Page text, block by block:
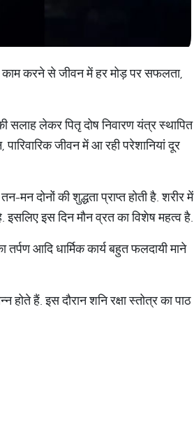
काम करने से जीवन में हर मोड़ पर सफलता,
सलाह लेकर पितृ दोष निवारण यंत्र स्थापित
जीवन में आ रही परेशानियां दूर
मन दोनों की शुद्धता प्राप्त होती है. शरीर में
इस दिन मौन व्रत का विशेष महत्व है.
आदि धार्मिक कार्य बहुत फलदायी माने
हैं. इस दौरान शनि रक्षा स्तोत्र का पाठ